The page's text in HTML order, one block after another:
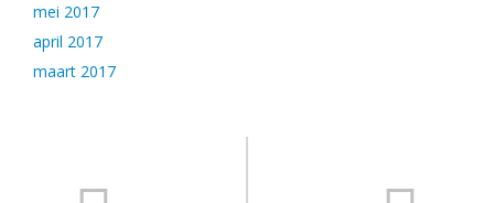
mei 2017
april 2017
maart 2017